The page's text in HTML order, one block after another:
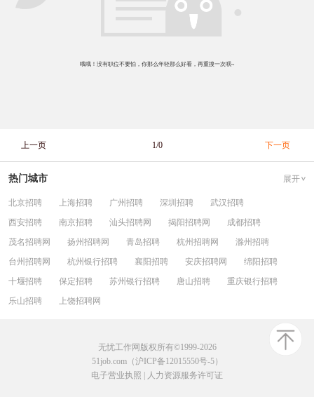
哦哦！没有职位不要怕，你那么年轻那么好看，再重搜一次呗~
上一页 1/0 下一页
热门城市 展开
北京招聘 上海招聘 广州招聘 深圳招聘
武汉招聘
西安招聘
南京招聘 汕头招聘网 揭阳招聘网
成都招聘
茂名招聘网
扬州招聘网 青岛招聘 杭州招聘网
滁州招聘
台州招聘网
杭州银行招聘 襄阳招聘 安庆招聘网
绵阳招聘
十堰招聘
保定招聘 苏州银行招聘 唐山招聘
重庆银行招聘
乐山招聘
上饶招聘网
无忧工作网版权所有©1999-2026
51job.com（沪ICP备12015550号-5）
电子营业执照
人力资源服务许可证